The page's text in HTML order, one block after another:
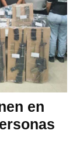
en